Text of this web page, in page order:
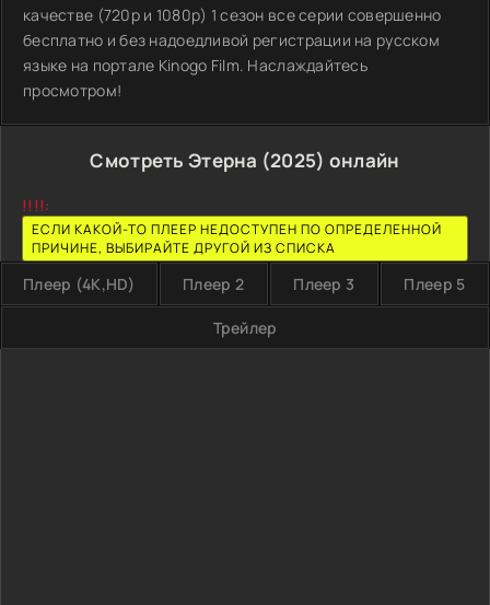
качестве (720p и 1080p) 1 сезон все серии совершенно
бесплатно и без надоедливой регистрации на русском
языке на портале Kinogo Film. Наслаждайтесь
просмотром!
Смотреть Этерна (2025) онлайн
!!!!:
ЕСЛИ КАКОЙ-ТО ПЛЕЕР НЕДОСТУПЕН ПО ОПРЕДЕЛЕННОЙ
ПРИЧИНЕ, ВЫБИРАЙТЕ ДРУГОЙ ИЗ СПИСКА
Плеер (4K,HD) Плеер 2 Плеер 3 Плеер 5
Трейлер